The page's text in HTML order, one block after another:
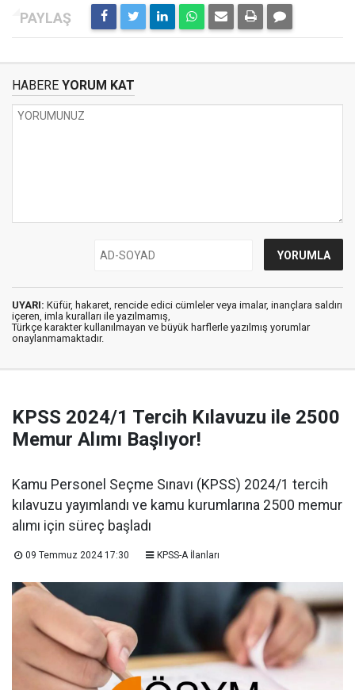
HABERE YORUM KAT
UYARI: Küfür, hakaret, rencide edici cümleler veya imalar, inançlara saldırı
içeren, imla kuralları ile yazılmamış,
Türkçe karakter kullanılmayan ve büyük harflerle yazılmış yorumlar
onaylanmamaktadır.
KPSS 2024/1 Tercih Kılavuzu ile 2500
Memur Alımı Başlıyor!
Kamu Personel Seçme Sınavı (KPSS) 2024/1 tercih
kılavuzu yayımlandı ve kamu kurumlarına 2500 memur
alımı için süreç başladı
09 Temmuz 2024 17:30 KPSS-A İlanları